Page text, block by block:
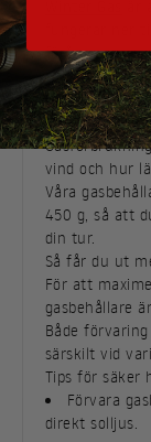
fungerar ner
förångas mer
säkerställer
Hur mycket
Det är viktigt
vind och hur
Våra
450 g, så att
din tur.
Så får du ut
För att
gasbehållare
Både
särskilt vid
Tips för säker
Förvara
direkt solljus.